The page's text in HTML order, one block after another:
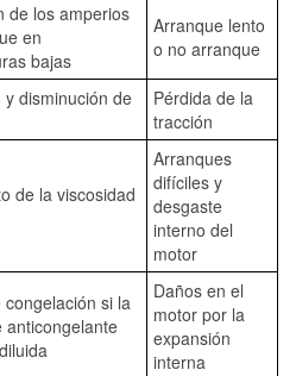
de los amperios
en
bajas
Arranque lento
o no arranque
y disminución de
Pérdida de la
tracción
de la viscosidad
Arranques
difíciles y
desgaste
interno del
motor
congelación si la
anticongelante
Daños en el
motor por la
expansión
interna